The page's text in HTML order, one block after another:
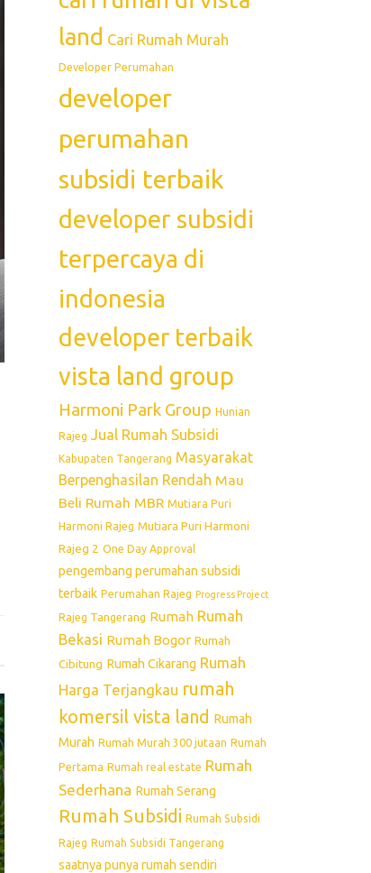
land Cari Rumah Murah
Developer Perumahan
developer
perumahan
subsidi terbaik
developer subsidi
terpercaya di
indonesia
developer terbaik
vista land group
Harmoni Park Group Hunian
Rajeg Jual Rumah Subsidi
Kabupaten Tangerang Masyarakat
Berpenghasilan Rendah Mau
Beli Rumah MBR Mutiara Puri
Harmoni Rajeg Mutiara Puri Harmoni
Rajeg 2 One Day Approval
pengembang perumahan subsidi
terbaik Perumahan Rajeg Progress Project
Rajeg Tangerang Rumah Rumah
Bekasi Rumah Bogor Rumah
Cibitung Rumah Cikarang Rumah
Harga Terjangkau rumah
komersil vista land Rumah
Murah Rumah Murah 300 jutaan Rumah
Pertama Rumah real estate Rumah
Sederhana Rumah Serang
Rumah Subsidi Rumah Subsidi
Rajeg Rumah Subsidi Tangerang
saatnya punya rumah sendiri